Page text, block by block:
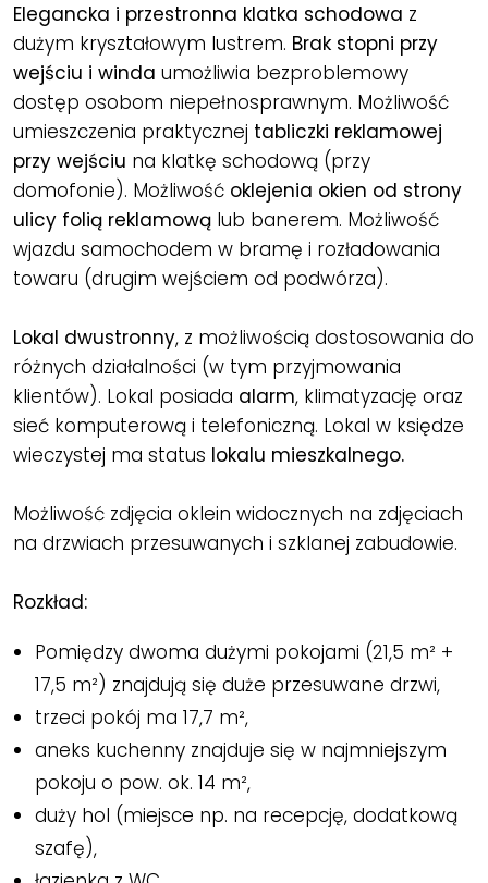
Elegancka i przestronna klatka schodowa z
dużym kryształowym lustrem. Brak stopni przy
wejściu i winda umożliwia bezproblemowy
dostęp osobom niepełnosprawnym. Możliwość
umieszczenia praktycznej tabliczki reklamowej
przy wejściu na klatkę schodową (przy
domofonie). Możliwość oklejenia okien od strony
ulicy folią reklamową lub banerem. Możliwość
wjazdu samochodem w bramę i rozładowania
towaru (drugim wejściem od podwórza).
Lokal dwustronny, z możliwością dostosowania do
różnych działalności (w tym przyjmowania
klientów). Lokal posiada alarm, klimatyzację oraz
sieć komputerową i telefoniczną. Lokal w księdze
wieczystej ma status lokalu mieszkalnego.
Możliwość zdjęcia oklein widocznych na zdjęciach
na drzwiach przesuwanych i szklanej zabudowie.
Rozkład:
Pomiędzy dwoma dużymi pokojami (21,5 m² +
17,5 m²) znajdują się duże przesuwane drzwi,
trzeci pokój ma 17,7 m²,
aneks kuchenny znajduje się w najmniejszym
pokoju o pow. ok. 14 m²,
duży hol (miejsce np. na recepcję, dodatkową
szafę),